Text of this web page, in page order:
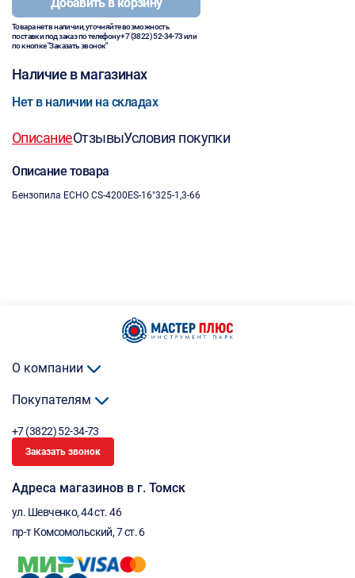
Товара нет в наличии, уточняйте возможность
поставки под заказ по телефону+7 (3822) 52-34-73или
по кнопке "Заказать звонок"
Наличие в магазинах
Нет в наличии на складах
ОписаниеОтзывыУсловия покупки
Описание товара
Бензопила ECHO CS-4200ES-16"325-1,3-66
О компании
Покупателям
+7 (3822) 52-34-73
Заказать звонок
Адреса магазинов в г. Томск
ул. Шевченко, 44 ст. 46
пр-т Комсомольский, 7 ст. 6